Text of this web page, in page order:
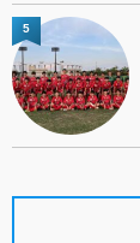
5